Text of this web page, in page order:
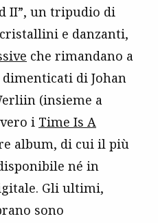
II”, un tripudio di
e danzanti,
che rimandano a
di Johan
(insieme a
i Time Is A
album, di cui il più
né in
Gli ultimi,
sono